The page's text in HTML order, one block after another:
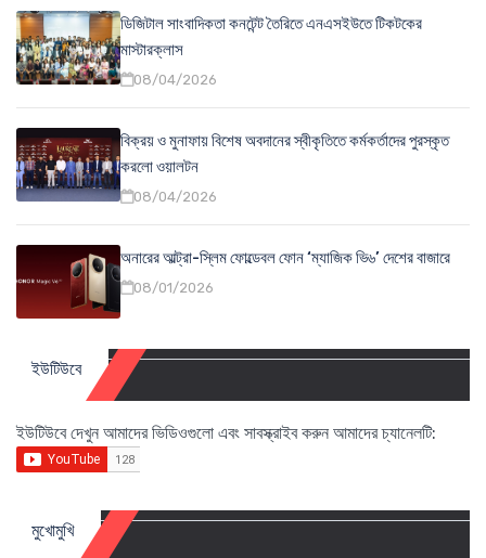
ডিজিটাল সাংবাদিকতা কনটেন্ট তৈরিতে এনএসইউতে টিকটকের
মাস্টারক্লাস
08/04/2026
বিক্রয় ও মুনাফায় বিশেষ অবদানের স্বীকৃতিতে কর্মকর্তাদের পুরস্কৃত
করলো ওয়ালটন
08/04/2026
অনারের আল্ট্রা-স্লিম ফোল্ডেবল ফোন ‘ম্যাজিক ভি৬’ দেশের বাজারে
08/01/2026
ইউটিউবে
ইউটিউবে দেখুন আমাদের ভিডিওগুলো এবং সাবস্ক্রাইব করুন আমাদের চ্যানেলটি:
মুখোমুখি